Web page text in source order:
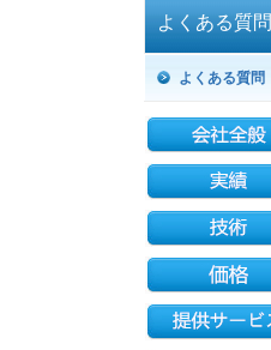
よくある質問
よくある質問